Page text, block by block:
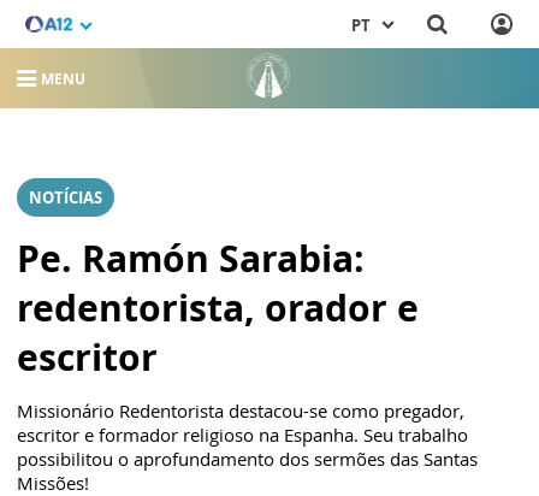
PT
MENU
NOTÍCIAS
Pe. Ramón Sarabia:
redentorista, orador e
escritor
Missionário Redentorista destacou-se como pregador,
escritor e formador religioso na Espanha. Seu trabalho
possibilitou o aprofundamento dos sermões das Santas
Missões!